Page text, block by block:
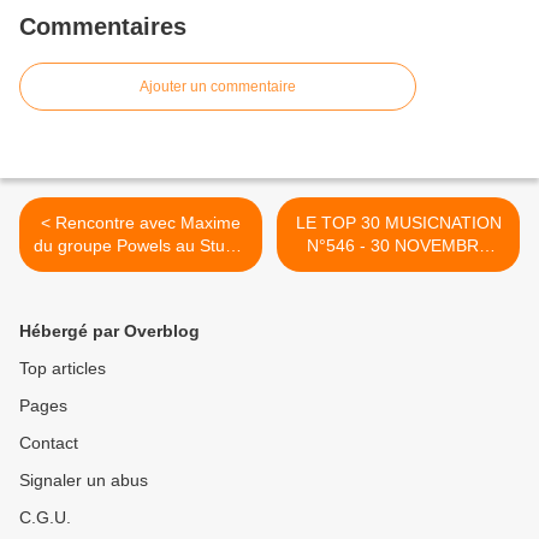
Commentaires
Ajouter un commentaire
< Rencontre avec Maxime
du groupe Powels au Studio
Luna Rossa à l’occasion de
LE TOP 30 MUSICNATION
N°546 - 30 NOVEMBRE
2025 >
Hébergé par Overblog
Top articles
Pages
Contact
Signaler un abus
C.G.U.